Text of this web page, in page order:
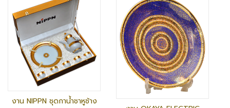
งาน NIPPN ชุดกาน้ำชาหูช้าง